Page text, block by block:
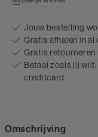
Jouw bestelling
Gratis afhalen in al
Gratis retourneren
Betaal zoals jij
creditcard
Omschrijving